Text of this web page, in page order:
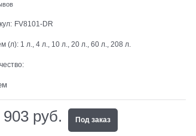
FV8101-DR
(л): 1 л., 4 л., 10 л., 20 л., 60 л., 208 л.
903 руб.
Под заказ